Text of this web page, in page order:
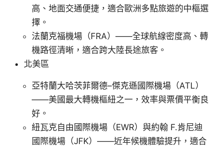
高、地面交通便捷，適合歐洲多點旅遊的中樞選
擇。
法蘭克福機場（FRA）——全球航線密度高、轉
機路徑清晰，適合跨大陸長途旅客。
北美區
亞特蘭大哈茨菲爾德–傑克遜國際機場（ATL）
——美國最大轉機樞紐之一，效率與票價平衡良
好。
紐瓦克自由國際機場（EWR）與約翰 F.肯尼迪
國際機場（JFK）——近年候機體驗提升，適合